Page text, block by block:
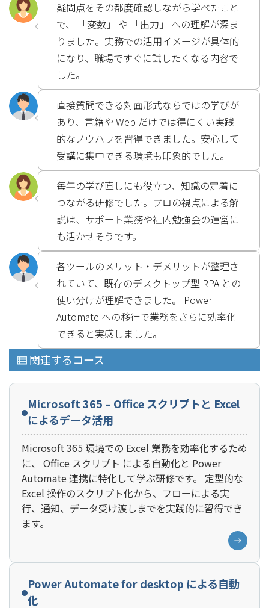
疑問点をその都度確認しながら学べたこと
で、 「変数」 や 「出力」 への理解が深ま
りました。実務での活用イメージが具体的
になり、職場ですぐに試したくなる内容で
した。
直接質問できる対面形式ならではの学びが
あり、書籍や Web だけでは得にくい実践
的なノウハウを習得できました。安心して
受講に集中できる環境も印象的でした。
毎年の学び直しにも役立つ、知識の定着に
つながる研修でした。プロの視点による解
説は、サポート業務や社内勉強会の運営に
も活かせそうです。
各ツールのメリット・デメリットが整理さ
れていて、既存のデスクトップ型 RPA との
使い分けが理解できました。 Power
Automate への移行で業務をさらに効率化
できると実感しました。
関連するコース
Microsoft 365 – Office スクリプトと Excel
によるデータ活用
Microsoft 365 環境での Excel 業務を効率化するため
に、 Office スクリプト による自動化と Power
Automate 連携に特化して学ぶ研修です。 定型的な
Excel 操作のスクリプト化から、フローによる実
行、通知、データ受け渡しまでを実践的に習得でき
ます。
Power Automate for desktop による自動
化